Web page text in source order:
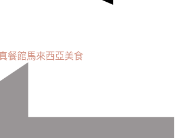
餐館馬來西亞美食